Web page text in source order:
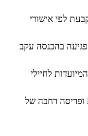
לפי אישורי
בהכנסה עקב
לחיילי
ופריסה רחבה של